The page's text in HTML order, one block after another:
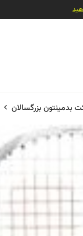
بدمینتون بزرگسالان